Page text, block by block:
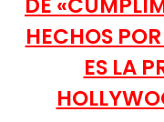
HECHOS
ES LA